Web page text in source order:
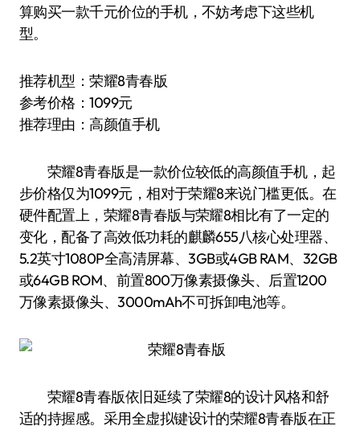
算购买一款千元价位的手机，不妨考虑下这些机
型。
推荐机型：荣耀8青春版
参考价格：1099元
推荐理由：高颜值手机
荣耀8青春版是一款价位较低的高颜值手机，起
步价格仅为1099元，相对于荣耀8来说门槛更低。在
硬件配置上，荣耀8青春版与荣耀8相比有了一定的
变化，配备了高效低功耗的麒麟655八核心处理器、
5.2英寸1080P全高清屏幕、3GB或4GB RAM、32GB
或64GB ROM、前置800万像素摄像头、后置1200
万像素摄像头、3000mAh不可拆卸电池等。
荣耀8青春版依旧延续了荣耀8的设计风格和舒
适的持握感。采用全虚拟键设计的荣耀8青春版在正